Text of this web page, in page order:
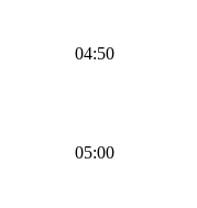
04:50
05:00